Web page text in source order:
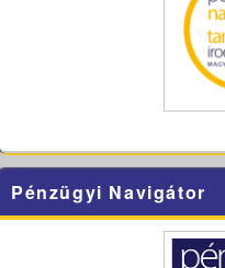
Pénzügyi Navigátor